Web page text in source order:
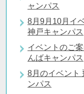
ャンパス
8月9月10月イ
神戸キャンパス
イベントのご
んばキャンパス
8月のイベント
ンパス